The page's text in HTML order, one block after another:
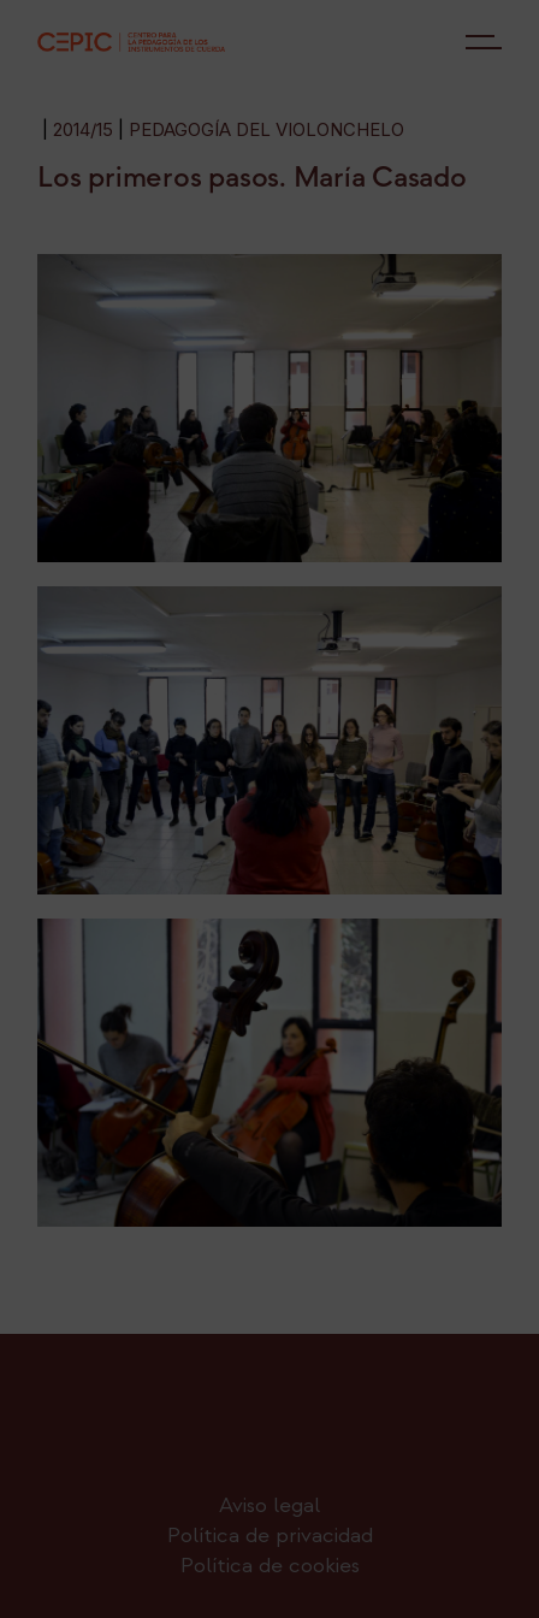
2014/15 PEDAGOGÍA DEL VIOLONCHELO
Los primeros pasos. María Casado
Aviso legal
Política de privacidad
Política de cookies